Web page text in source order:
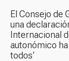
El Consejo de
una
Internacional
autonómico
todos’